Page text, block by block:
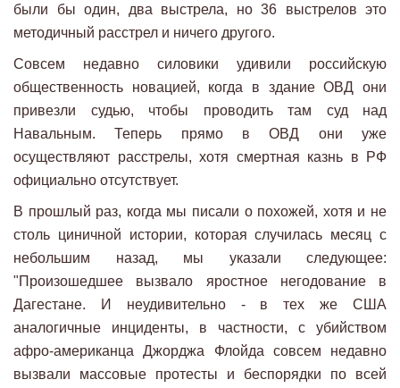
были бы один, два выстрела, но 36 выстрелов это
методичный расстрел и ничего другого.
Совсем недавно силовики удивили российскую
общественность новацией, когда в здание ОВД они
привезли судью, чтобы проводить там суд над
Навальным. Теперь прямо в ОВД они уже
осуществляют расстрелы, хотя смертная казнь в РФ
официально отсутствует.
В прошлый раз, когда мы писали о похожей, хотя и не
столь циничной истории, которая случилась месяц с
небольшим назад, мы указали следующее:
"Произошедшее вызвало яростное негодование в
Дагестане. И неудивительно - в тех же США
аналогичные инциденты, в частности, с убийством
афро-американца Джорджа Флойда совсем недавно
вызвали массовые протесты и беспорядки по всей